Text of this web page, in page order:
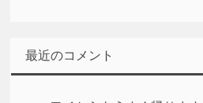
最近のコメント